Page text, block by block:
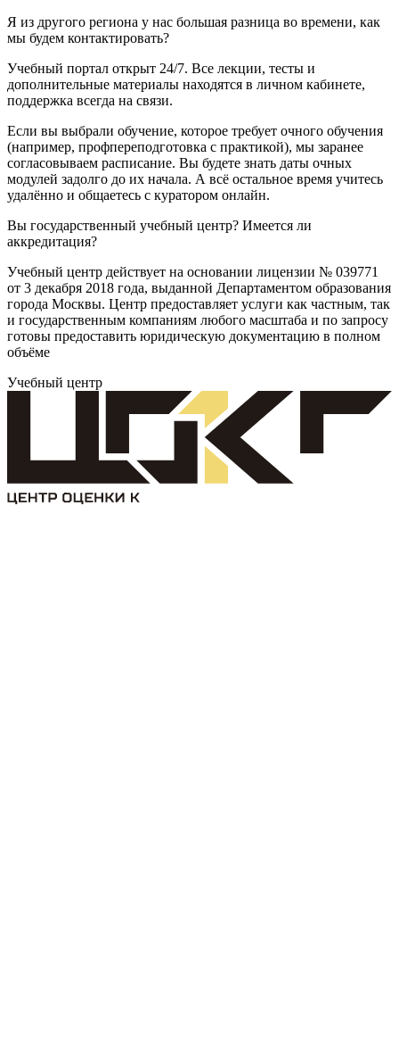
Я из другого региона у нас большая разница во времени, как
мы будем контактировать?
Учебный портал открыт 24/7. Все лекции, тесты и
дополнительные материалы находятся в личном кабинете,
поддержка всегда на связи.
Если вы выбрали обучение, которое требует очного обучения
(например, профпереподготовка с практикой), мы заранее
согласовываем расписание. Вы будете знать даты очных
модулей задолго до их начала. А всё остальное время учитесь
удалённо и общаетесь с куратором онлайн.
Вы государственный учебный центр? Имеется ли
аккредитация?
Учебный центр действует на основании лицензии № 039771
от 3 декабря 2018 года, выданной Департаментом образования
города Москвы. Центр предоставляет услуги как частным, так
и государственным компаниям любого масштаба и по запросу
готовы предоставить юридическую документацию в полном
объёме
Учебный центр